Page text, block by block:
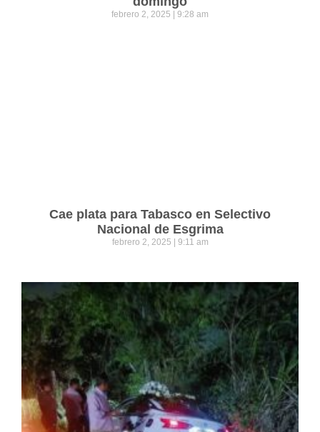
febrero 2, 2025 9:28 am
Cae plata para Tabasco en Selectivo
Nacional de Esgrima
febrero 2, 2025 9:11 am